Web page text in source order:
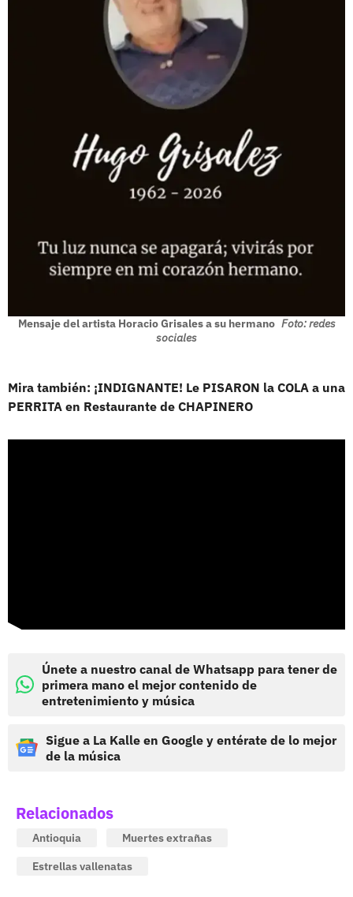
Mensaje del artista Horacio Grisales a su hermano Foto: redes
sociales
Mira también: ¡INDIGNANTE! Le PISARON la COLA a una
PERRITA en Restaurante de CHAPINERO
Únete a nuestro canal de Whatsapp para tener de
primera mano el mejor contenido de
entretenimiento y música
Sigue a La Kalle en Google y entérate de lo mejor
de la música
Relacionados
Antioquia
Muertes extrañas
Estrellas vallenatas